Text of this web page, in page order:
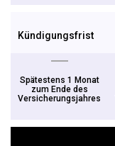
Kündigungsfrist
Spätestens 1 Monat
zum Ende des
Versicherungsjahres